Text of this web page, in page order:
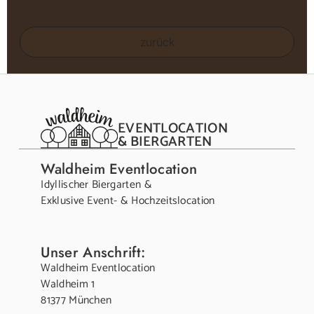
zurück
EVENTLOCATION
& BIERGARTEN
Waldheim Eventlocation
Idyllischer Biergarten &
Exklusive Event- & Hochzeitslocation
Unser Anschrift:
Waldheim Eventlocation
Waldheim 1
81377 München